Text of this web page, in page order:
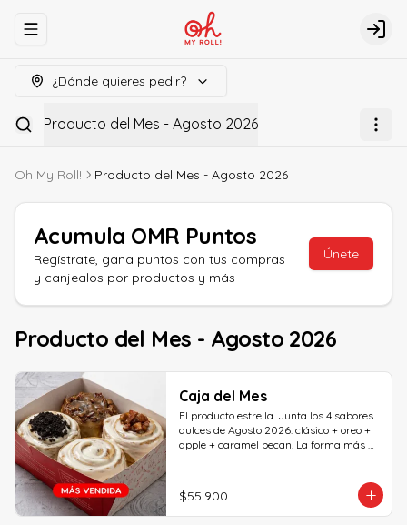
Abrir menu de navegación Login
¿Dónde quieres pedir?
Producto del Mes - Agosto 2026
Oh My Roll! Producto del Mes - Agosto 2026
Acumula OMR Puntos
Regístrate, gana puntos con tus compras
y canjealos por productos y más
Únete
Producto del Mes - Agosto 2026
Caja del Mes
El producto estrella. Junta los 4 sabores
dulces de Agosto 2026: clásico + oreo +
apple + caramel pecan. La forma más
vayan!
$55.900